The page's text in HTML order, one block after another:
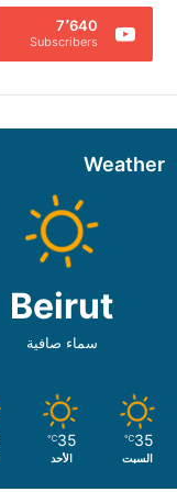
7٬640
Subscribers
Weather
Beirut
سماء صافية
35
℃
السبت
35
℃
الأحد